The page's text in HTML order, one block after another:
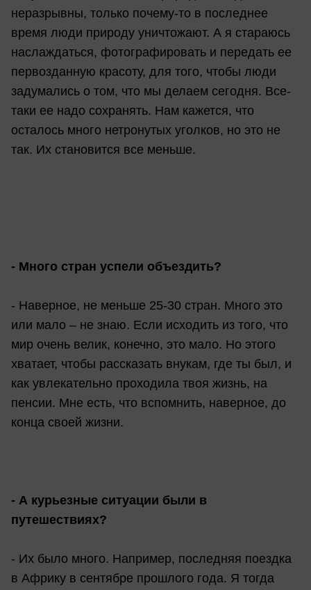
неразрывны, только почему-то в последнее
время люди природу уничтожают. А я стараюсь
наслаждаться, фотографировать и передать ее
первозданную красоту, для того, чтобы люди
задумались о том, что мы делаем сегодня. Все-
таки ее надо сохранять. Нам кажется, что
осталось много нетронутых уголков, но это не
так. Их становится все меньше.
- Много стран успели объездить?
- Наверное, не меньше 25-30 стран. Много это
или мало – не знаю. Если исходить из того, что
мир очень велик, конечно, это мало. Но этого
хватает, чтобы рассказать внукам, где ты был, и
как увлекательно проходила твоя жизнь, на
пенсии. Мне есть, что вспомнить, наверное, до
конца своей жизни.
- А курьезные ситуации были в
путешествиях?
- Их было много. Например, последняя поездка
в Африку в сентябре прошлого года. Я тогда